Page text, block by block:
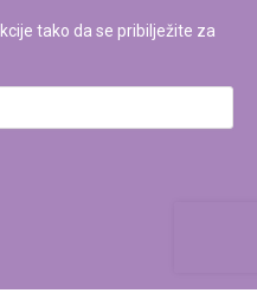
tako da se pribilježite za